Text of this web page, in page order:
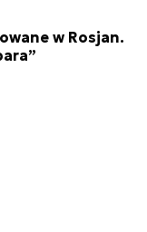
w Rosjan.